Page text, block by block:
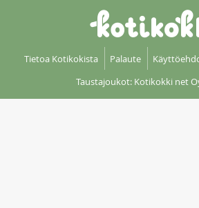
Tietoa Kotikokista Palaute
Taustajoukot: Kotikokki net